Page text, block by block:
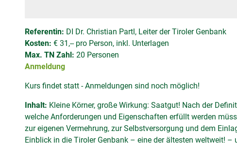
Referentin: DI Dr. Christian Partl, Leiter der Tiroler Genbank
Kosten: € 31,-- pro Person, inkl. Unterlagen
Max. TN Zahl: 20 Personen
Anmeldung
Kurs findet statt - Anmeldungen sind noch möglich!
Inhalt: Kleine Körner, große Wirkung: Saatgut! Nach der
welche Anforderungen und Eigenschaften erfüllt werden
zur eigenen Vermehrung, zur Selbstversorgung und dem
Einblick in die Tiroler Genbank – eine der ältesten weltweit!